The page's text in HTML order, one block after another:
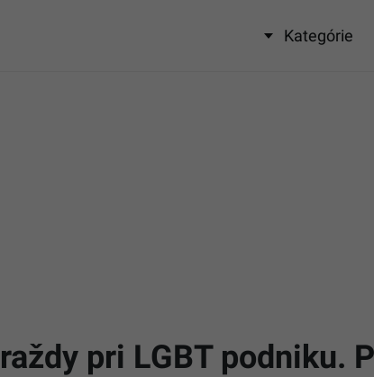
Kategórie
pri LGBT podniku.